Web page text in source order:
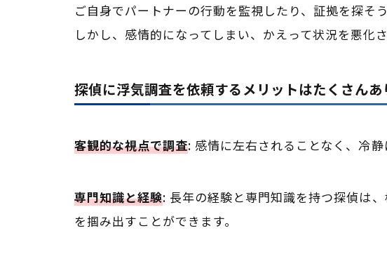
ご自身でパートナーの行動を監視したり、証拠を探そ
しかし、感情的になってしまい、かえって状況を悪化
探偵に浮気調査を依頼するメリットはたくさんあ
客観的な視点で調査: 感情に左右されることなく、冷静
専門知識と経験: 長年の経験と専門知識を持つ探偵は
を掴み出すことができます。